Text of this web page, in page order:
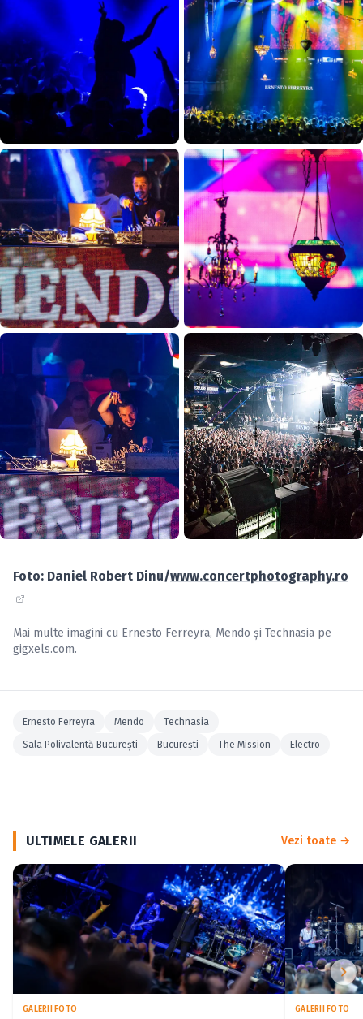
Foto: Daniel Robert Dinu/www.concertphotography.ro
Mai multe imagini cu Ernesto Ferreyra, Mendo și Technasia pe
gigxels.com.
Ernesto Ferreyra Mendo
Technasia
Sala Polivalentă Bucureşti
Bucureşti The Mission Electro
ULTIMELE GALERII Vezi toate →
GALERII FOTO GALERII FOTO